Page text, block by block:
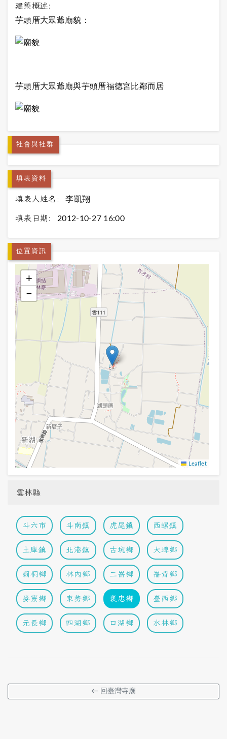
建築概述:
芋頭厝大眾爺廟貌：
芋頭厝大眾爺廟與芋頭厝福德宮比鄰而居
社會與社群
填表資料
填表人姓名: 李凱翔
填表日期: 2012-10-27 16:00
位置資訊
+
−
Leaflet
雲林縣
斗六市 斗南鎮 虎尾鎮 西螺鎮
土庫鎮 北港鎮 古坑鄉 大埤鄉
莿桐鄉 林內鄉 二崙鄉 崙背鄉
麥寮鄉 東勢鄉 褒忠鄉 臺西鄉
元長鄉 四湖鄉 口湖鄉 水林鄉
← 回臺灣寺廟